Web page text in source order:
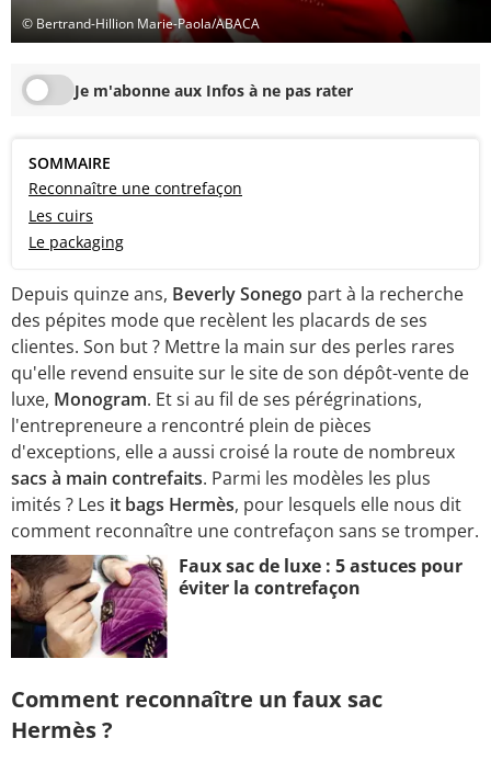
© Bertrand-Hillion Marie-Paola/ABACA
Je m'abonne aux Infos à ne pas rater
SOMMAIRE
Reconnaître une contrefaçon
Les cuirs
Le packaging
Depuis quinze ans, Beverly Sonego part à la recherche
des pépites mode que recèlent les placards de ses
clientes. Son but ? Mettre la main sur des perles rares
qu'elle revend ensuite sur le site de son dépôt-vente de
luxe, Monogram. Et si au fil de ses pérégrinations,
l'entrepreneure a rencontré plein de pièces
d'exceptions, elle a aussi croisé la route de nombreux
sacs à main contrefaits. Parmi les modèles les plus
imités ? Les it bags Hermès, pour lesquels elle nous dit
comment reconnaître une contrefaçon sans se tromper.
Faux sac de luxe : 5 astuces pour
éviter la contrefaçon
Comment reconnaître un faux sac
Hermès ?